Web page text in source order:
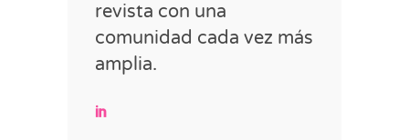
revista con una
comunidad cada vez más
amplia.